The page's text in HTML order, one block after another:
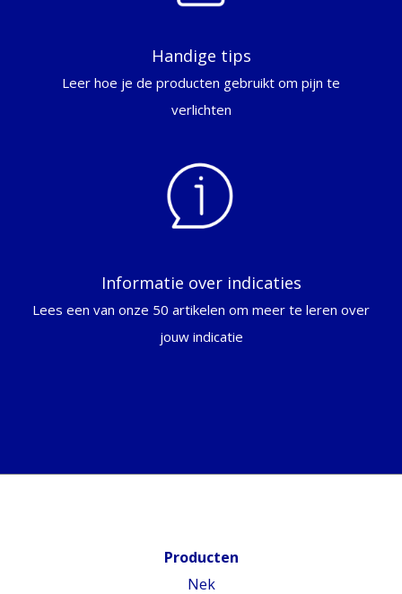
Handige tips
Leer hoe je de producten gebruikt om pijn te
verlichten
Informatie over indicaties
Lees een van onze 50 artikelen om meer te leren over
jouw indicatie
Producten
Nek